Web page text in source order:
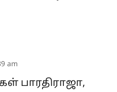
am
பாரதிராஜா,